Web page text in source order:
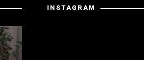
INSTAGRAM